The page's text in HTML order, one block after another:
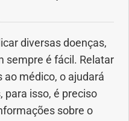
diversas doenças,
sempre é fácil. Relatar
médico, o ajudará
para isso, é preciso
sobre o